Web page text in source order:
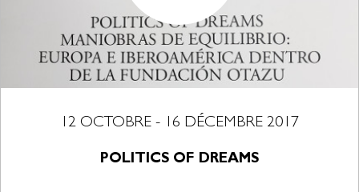
12 OCTOBRE - 16 DÉCEMBRE 2017
POLITICS OF DREAMS